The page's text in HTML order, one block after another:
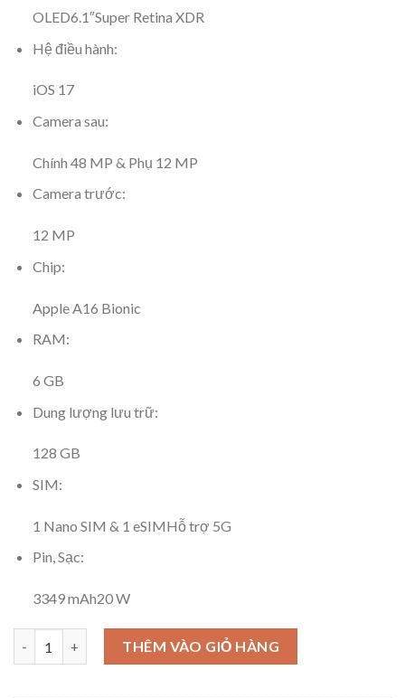
OLED6.1″Super Retina XDR
Hệ điều hành:
iOS 17
Camera sau:
Chính 48 MP & Phụ 12 MP
Camera trước:
12 MP
Chip:
Apple A16 Bionic
RAM:
6 GB
Dung lượng lưu trữ:
128 GB
SIM:
1 Nano SIM & 1 eSIMHỗ trợ 5G
Pin, Sạc:
3349 mAh20 W
iPhone 15 128GB VN/A số lượngTHÊM VÀO GIỎ HÀNG